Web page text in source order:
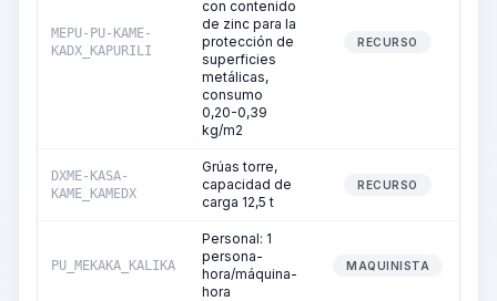
MEPU-PU-KAME-
KADX_KAPURILI
con contenido
de zinc para la
protección de
superficies
metálicas,
consumo
0,20-0,39
kg/m2
RECURSO
DXME-KASA-
KAME_KAMEDX
Grúas torre,
capacidad de
carga 12,5 t
RECURSO
PU_MEKAKA_KALIKA
Personal: 1
persona-
hora/máquina-
hora
MAQUINISTA